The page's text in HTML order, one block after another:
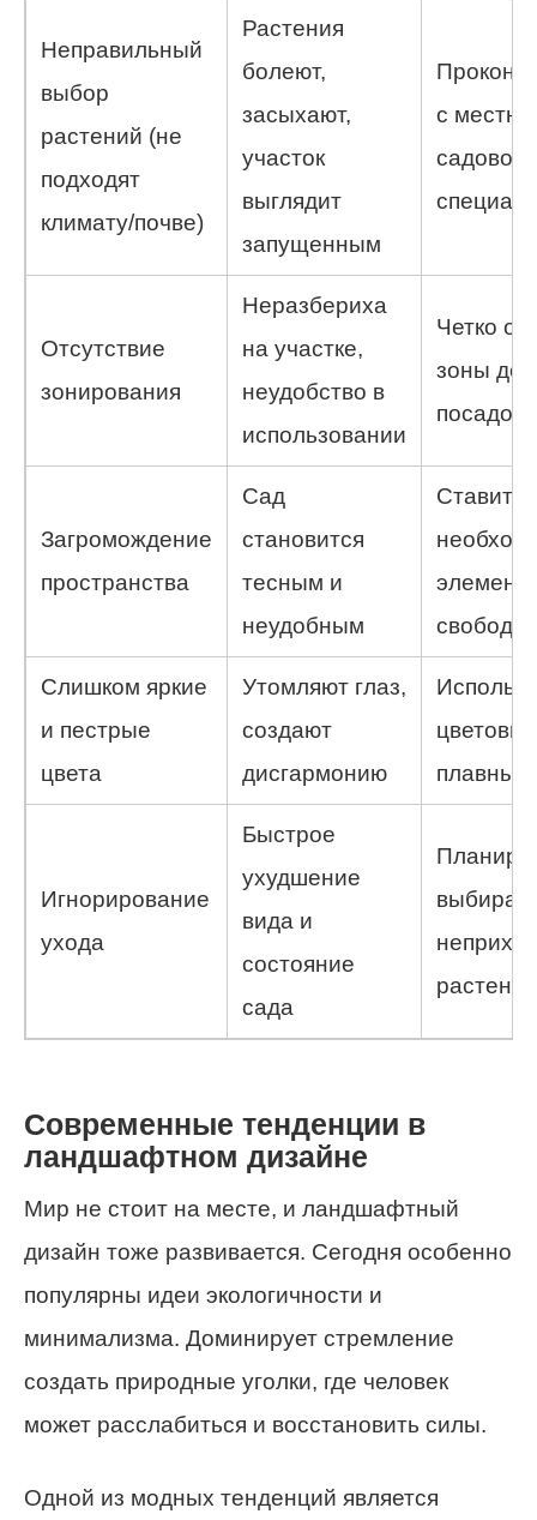
Неправильный
выбор
растений (не
подходят
климату/почве)
Растения
болеют,
засыхают,
участок
выглядит
запущенным
с
Отсутствие
зонирования
Неразбериха
на участке,
неудобство в
использовании
Четко
зоны до
посадок
Загромождение
пространства
Сад
становится
тесным и
неудобным
Ставить
Слишком яркие
и пестрые
цвета
Утомляют глаз,
создают
дисгармонию
Игнорирование
ухода
Быстрое
ухудшение
вида и
состояние
сада
растения
Современные тенденции в
ландшафтном дизайне
Мир не стоит на месте, и ландшафтный
дизайн тоже развивается. Сегодня особенно
популярны идеи экологичности и
минимализма. Доминирует стремление
создать природные уголки, где человек
может расслабиться и восстановить силы.
Одной из модных тенденций является